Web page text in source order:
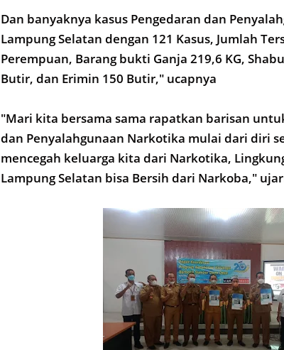
Dan banyaknya kasus Pengedaran dan
Lampung Selatan dengan 121 Kasus, Jumlah
Perempuan, Barang bukti Ganja 219,6 KG,
Butir, dan Erimin 150 Butir," ucapnya
"Mari kita bersama sama rapatkan barisan
dan Penyalahgunaan Narkotika mulai dari diri
mencegah keluarga kita dari Narkotika,
Lampung Selatan bisa Bersih dari Narkoba,"